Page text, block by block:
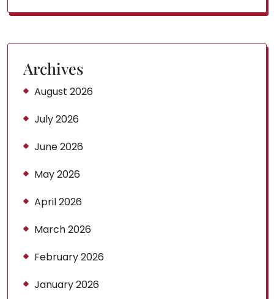
Archives
August 2026
July 2026
June 2026
May 2026
April 2026
March 2026
February 2026
January 2026